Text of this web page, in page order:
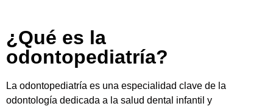
¿Qué es la
odontopediatría?
La odontopediatría es una especialidad clave de la
odontología dedicada a la salud dental infantil y